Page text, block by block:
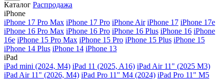
Каталог Распродажа
iPhone
iPhone 17 Pro Max iPhone 17 Pro iPhone Air iPhone 17 iPhone 17e
iPhone 16 Pro Max iPhone 16 Pro iPhone 16 Plus iPhone 16 iPhone
16e iPhone 15 Pro Max iPhone 15 Pro iPhone 15 Plus iPhone 15
iPhone 14 Plus iPhone 14 iPhone 13
iPad
iPad mini (2024, M4) iPad 11 (2025, A16) iPad Air 11" (2025 M3)
iPad Air 11" (2026, M4) iPad Pro 11" M4 (2024) iPad Pro 11" M5